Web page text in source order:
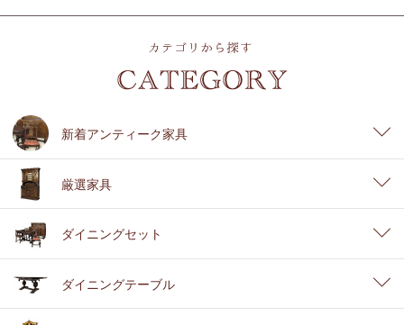
新着アンティーク家具
厳選家具
ダイニングセット
ダイニングテーブル